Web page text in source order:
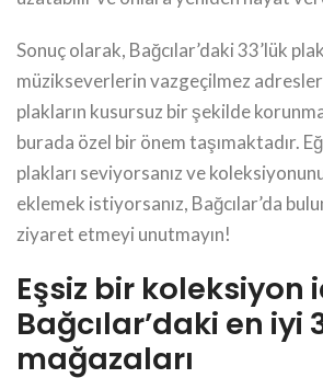
Sonuç olarak, Bağcılar’daki 33’lük
müzikseverlerin vazgeçilmez
plakların kusursuz bir şekilde
burada özel bir önem taşımaktadır.
plakları seviyorsanız ve
eklemek istiyorsanız, Bağcılar’da
ziyaret etmeyi unutmayın!
Eşsiz bir koleksiyon
Bağcılar’daki en iyi
mağazaları